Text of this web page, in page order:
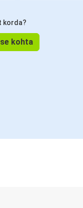
korda?
kohta